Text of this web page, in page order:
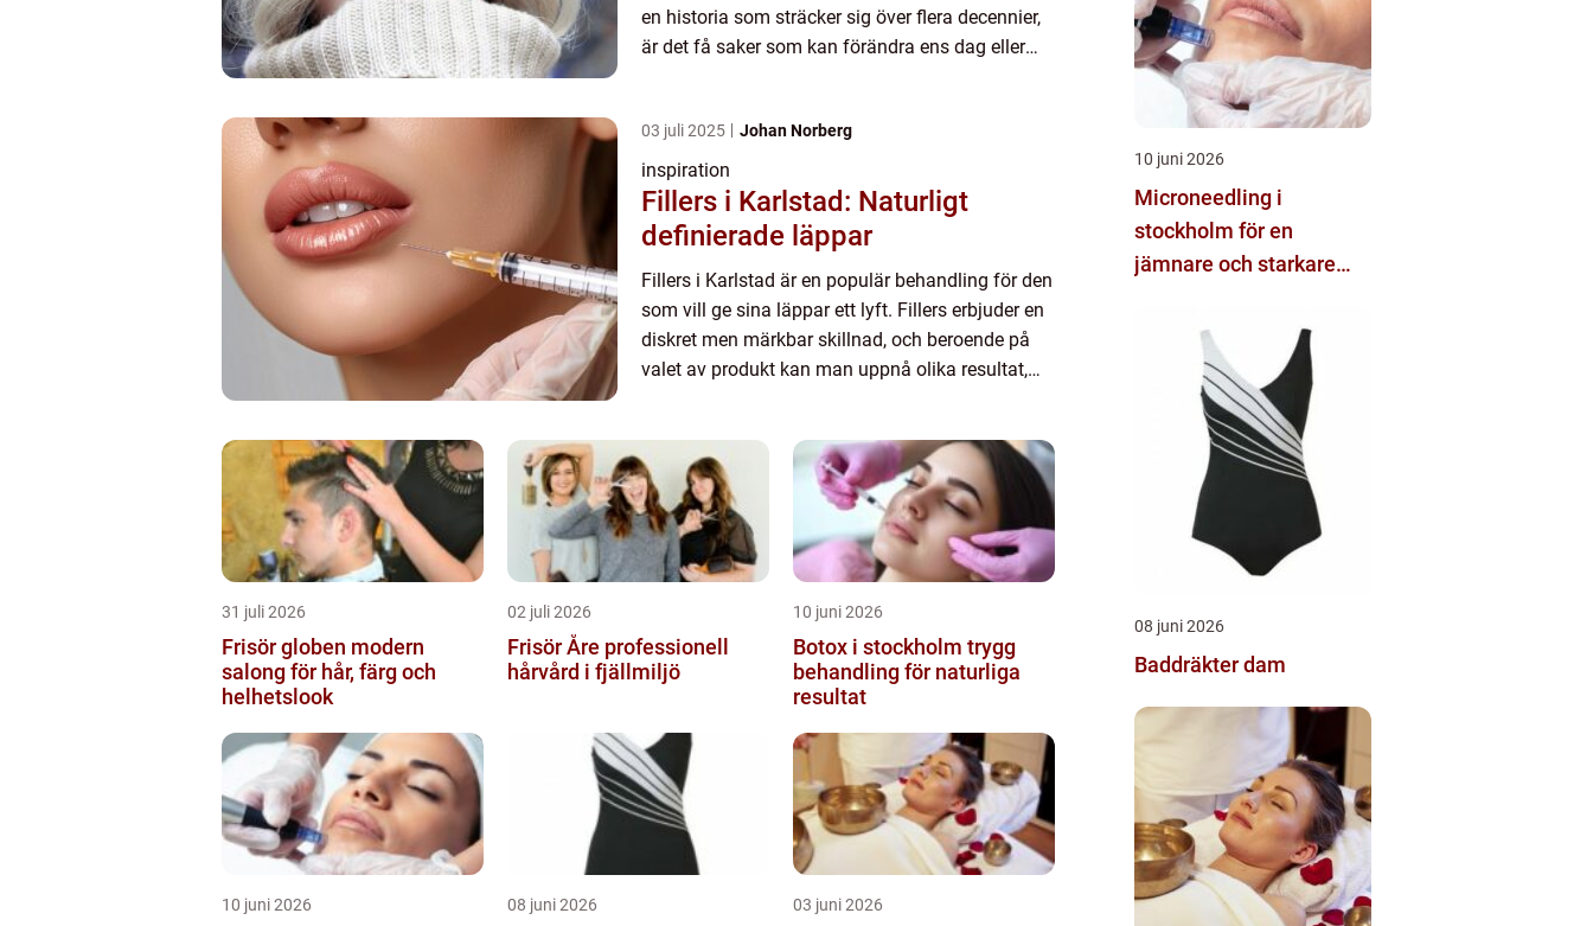
en historia som sträcker sig över flera decennier,
är det få saker som kan förändra ens dag eller
03 juli 2025 Johan Norberg
inspiration
Fillers i Karlstad: Naturligt
definierade läppar
Fillers i Karlstad är en populär behandling för den
som vill ge sina läppar ett lyft. Fillers erbjuder en
diskret men märkbar skillnad, och beroende på
valet av produkt kan man uppnå olika resultat,
31 juli 2026
Frisör globen modern
salong för hår, färg och
helhetslook
02 juli 2026
Frisör Åre professionell
hårvård i fjällmiljö
10 juni 2026
Botox i stockholm trygg
behandling för naturliga
resultat
10 juni 2026 08 juni 2026 03 juni 2026
10 juni 2026
Microneedling i
stockholm för en
jämnare och starkare
08 juni 2026
Baddräkter dam